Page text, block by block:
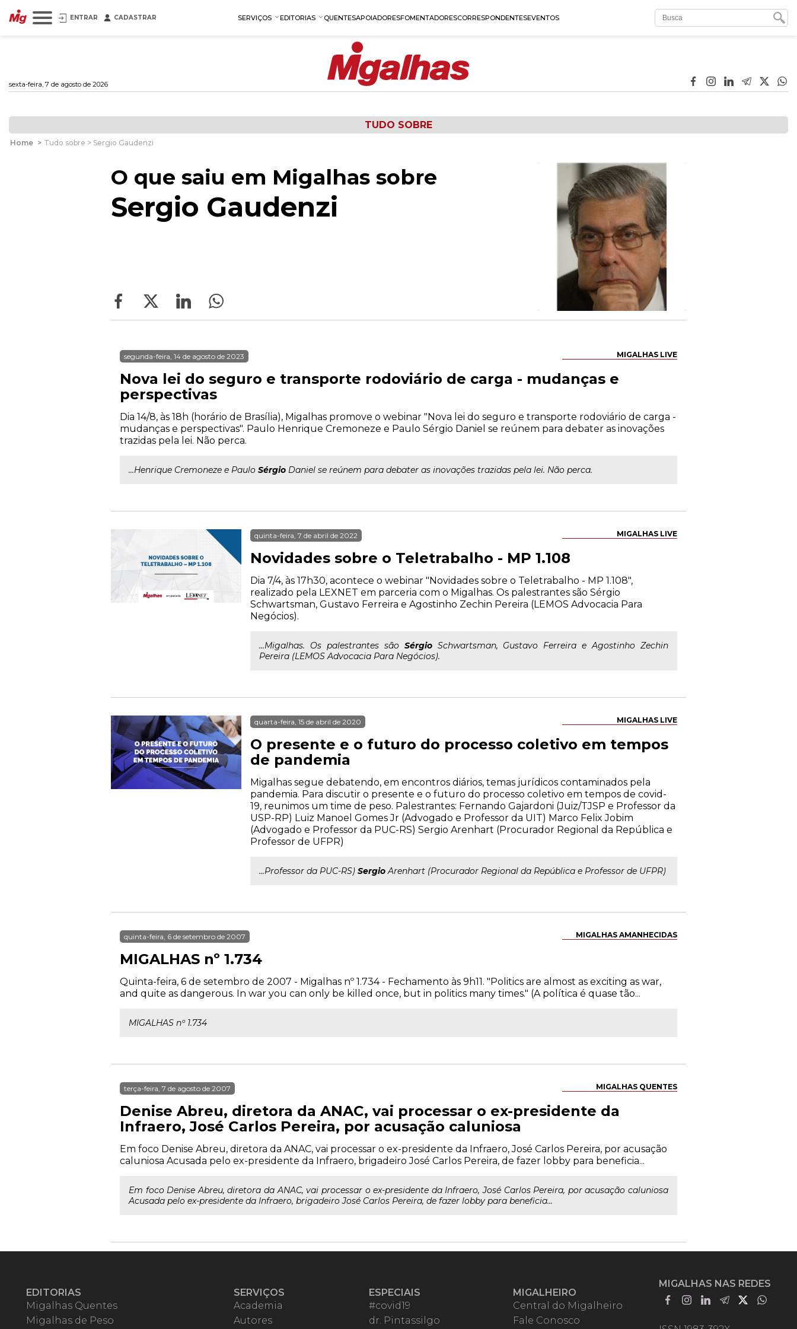
ENTRAR CADASTRAR SERVIÇOS EDITORIAS QUENTESAPOIADORESFOMENTADORESCORRESPONDENTESEVENTOS
sexta-feira, 7 de agosto de 2026
TUDO SOBRE
Home > Tudo sobre > Sergio Gaudenzi
O que saiu em Migalhas sobre
Sergio Gaudenzi
MIGALHAS LIVE
segunda-feira, 14 de agosto de 2023
Nova lei do seguro e transporte rodoviário de carga - mudanças e
perspectivas
Dia 14/8, às 18h (horário de Brasília), Migalhas promove o webinar "Nova lei do seguro e transporte rodoviário de carga -
mudanças e perspectivas". Paulo Henrique Cremoneze e Paulo Sérgio Daniel se reúnem para debater as inovações
trazidas pela lei. Não perca.
...Henrique Cremoneze e Paulo Sérgio Daniel se reúnem para debater as inovações trazidas pela lei. Não perca.
MIGALHAS LIVE
quinta-feira, 7 de abril de 2022
Novidades sobre o Teletrabalho - MP 1.108
Dia 7/4, às 17h30, acontece o webinar "Novidades sobre o Teletrabalho - MP 1.108",
realizado pela LEXNET em parceria com o Migalhas. Os palestrantes são Sérgio
Schwartsman, Gustavo Ferreira e Agostinho Zechin Pereira (LEMOS Advocacia Para
Negócios).
...Migalhas. Os palestrantes são SérgioSchwartsman, Gustavo Ferreira e Agostinho Zechin
Pereira (LEMOS Advocacia Para Negócios).
MIGALHAS LIVE
quarta-feira, 15 de abril de 2020
O presente e o futuro do processo coletivo em tempos
de pandemia
Migalhas segue debatendo, em encontros diários, temas jurídicos contaminados pela
pandemia. Para discutir o presente e o futuro do processo coletivo em tempos de covid-
19, reunimos um time de peso. Palestrantes: Fernando Gajardoni (Juiz/TJSP e Professor da
USP-RP) Luiz Manoel Gomes Jr (Advogado e Professor da UIT) Marco Felix Jobim
(Advogado e Professor da PUC-RS) Sergio Arenhart (Procurador Regional da República e
Professor de UFPR)
...Professor da PUC-RS) SergioArenhart (Procurador Regional da República e Professor de UFPR)
MIGALHAS AMANHECIDAS
quinta-feira, 6 de setembro de 2007
MIGALHAS nº 1.734
Quinta-feira, 6 de setembro de 2007 - Migalhas nº 1.734 - Fechamento às 9h11. "Politics are almost as exciting as war,
and quite as dangerous. In war you can only be killed once, but in politics many times." (A política é quase tão...
MIGALHAS nº 1.734
MIGALHAS QUENTES
terça-feira, 7 de agosto de 2007
Denise Abreu, diretora da ANAC, vai processar o ex-presidente da
Infraero, José Carlos Pereira, por acusação caluniosa
Em foco Denise Abreu, diretora da ANAC, vai processar o ex-presidente da Infraero, José Carlos Pereira, por acusação
caluniosa Acusada pelo ex-presidente da Infraero, brigadeiro José Carlos Pereira, de fazer lobby para beneficia...
Em foco Denise Abreu, diretora da ANAC, vai processar o ex-presidente da Infraero, José Carlos Pereira, por acusação caluniosa
Acusada pelo ex-presidente da Infraero, brigadeiro José Carlos Pereira, de fazer lobby para beneficia...
EDITORIAS
Migalhas Quentes
Migalhas de Peso
SERVIÇOS
Academia
Autores
ESPECIAIS
#covid19
dr. Pintassilgo
MIGALHEIRO
Central do Migalheiro
Fale Conosco
MIGALHAS NAS REDES